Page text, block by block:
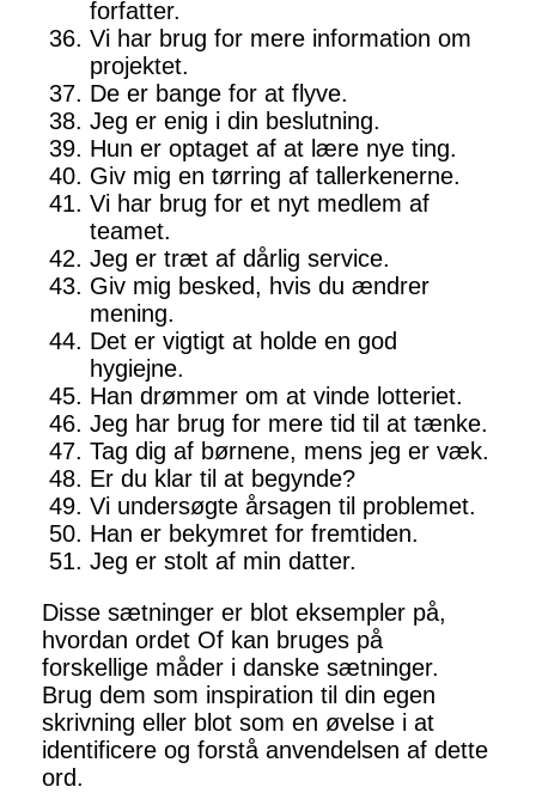
forfatter.
Vi har brug for mere information om
projektet.
De er bange for at flyve.
Jeg er enig i din beslutning.
Hun er optaget af at lære nye ting.
Giv mig en tørring af tallerkenerne.
Vi har brug for et nyt medlem af
teamet.
Jeg er træt af dårlig service.
Giv mig besked, hvis du ændrer
mening.
Det er vigtigt at holde en god
hygiejne.
Han drømmer om at vinde lotteriet.
Jeg har brug for mere tid til at tænke.
Tag dig af børnene, mens jeg er væk.
Er du klar til at begynde?
Vi undersøgte årsagen til problemet.
Han er bekymret for fremtiden.
Jeg er stolt af min datter.
Disse sætninger er blot eksempler på,
hvordan ordet Of kan bruges på
forskellige måder i danske sætninger.
Brug dem som inspiration til din egen
skrivning eller blot som en øvelse i at
identificere og forstå anvendelsen af dette
ord.